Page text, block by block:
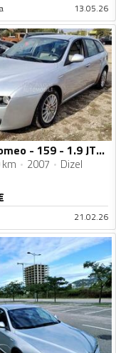
13.05.26
Alfa Romeo - 159 - 1.9 JTDM Prodaje se za djelove
2007 Dizel
21.02.26